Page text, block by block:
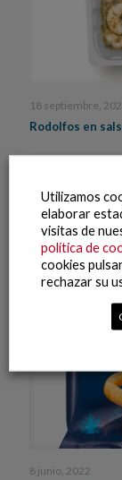
18 septiembre,
Rodolfos en
8 junio, 2022
Utilizamos
elaborar
visitas de
política de
cookies
rechazar su